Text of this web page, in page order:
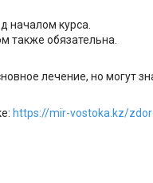
началом курса.
также обязательна.
лечение, но могут
https://mir-vostoka.kz/